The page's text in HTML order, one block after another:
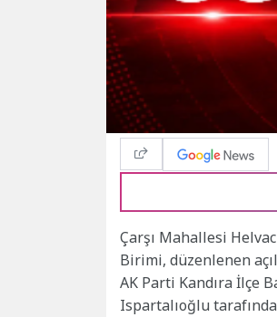
Çarşı Mahallesi
Birimi, düzenlenen
AK Parti Kandıra İlçe
Ispartalıoğlu